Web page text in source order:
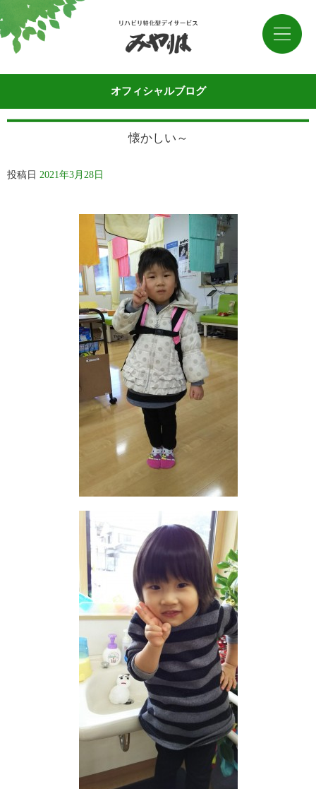
オフィシャルブログ
懐かしい～
投稿日 2021年3月28日